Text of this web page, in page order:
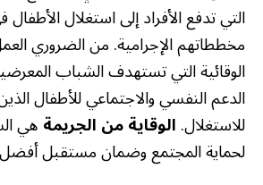
التي تدفع الأفراد إلى استغلال
مخططاتهم الإجرامية. من الضروري
الوقائية التي تستهدف الشباب
الدعم النفسي والاجتماعي للأطفال
للاستغلال.الوقاية من الجريمةهي
لحماية المجتمع وضمان مستقبل أفضل